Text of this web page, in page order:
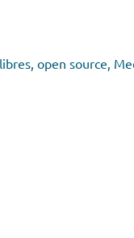
open source,